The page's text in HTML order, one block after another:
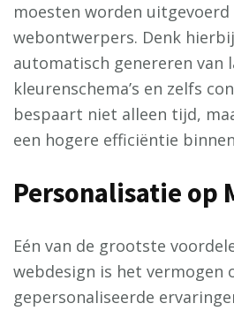
moesten worden
webontwerpers. Denk
automatisch genereren van
kleurenschema’s en zelfs
bespaart niet alleen tijd,
een hogere efficiëntie
Personalisatie op
Eén van de grootste
webdesign is het vermogen
gepersonaliseerde